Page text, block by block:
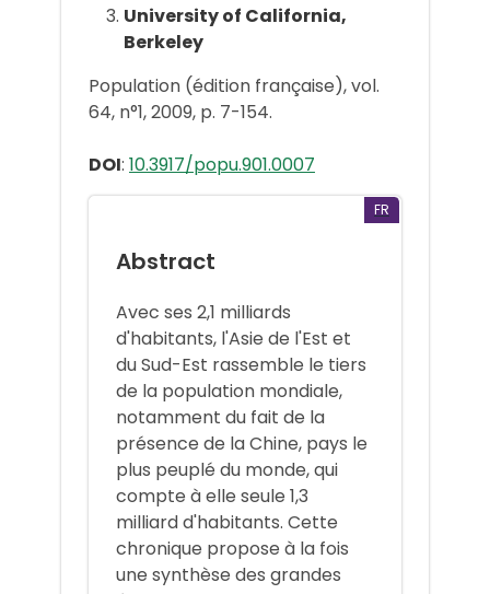
University of California,
Berkeley
Population (édition française), vol.
64, n°1, 2009, p. 7-154.
DOI: 10.3917/popu.901.0007
FR
Abstract
Avec ses 2,1 milliards
d'habitants, l'Asie de l'Est et
du Sud-Est rassemble le tiers
de la population mondiale,
notamment du fait de la
présence de la Chine, pays le
plus peuplé du monde, qui
compte à elle seule 1,3
milliard d'habitants. Cette
chronique propose à la fois
une synthèse des grandes